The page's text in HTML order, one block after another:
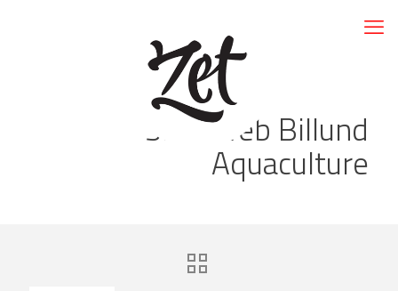
Sitio Web Billund
Aquaculture